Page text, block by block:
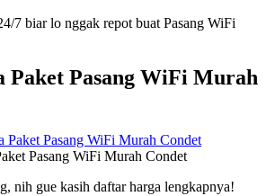
7 biar lo nggak repot buat Pasang WiFi
Paket Pasang WiFi Murah
Pasang WiFi Murah Condet
nih gue kasih daftar harga lengkapnya!